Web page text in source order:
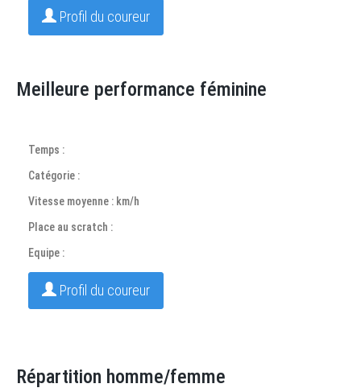
Profil du coureur
Meilleure performance féminine
Temps :
Catégorie :
Vitesse moyenne : km/h
Place au scratch :
Equipe :
Profil du coureur
Répartition homme/femme